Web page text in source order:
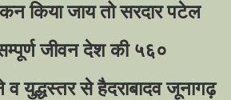
किया जाय तो सरदार पटेल
जीवन देश की ५६०
व युद्धस्तर से हैदराबादव जूनागढ़